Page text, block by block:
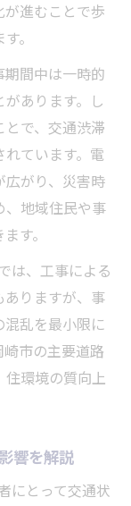
進むことで歩
。
間中は一時的
あります。し
で、交通渋滞
ています。電
がり、災害時
、地域住民や事
す。
は、工事による
りますが、事
乱を最小限に
市の主要道路
環境の質向上
響を解説
にとって交通状